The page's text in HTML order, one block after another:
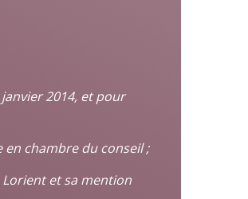
2014, et pour
en chambre du conseil ;
et sa mention